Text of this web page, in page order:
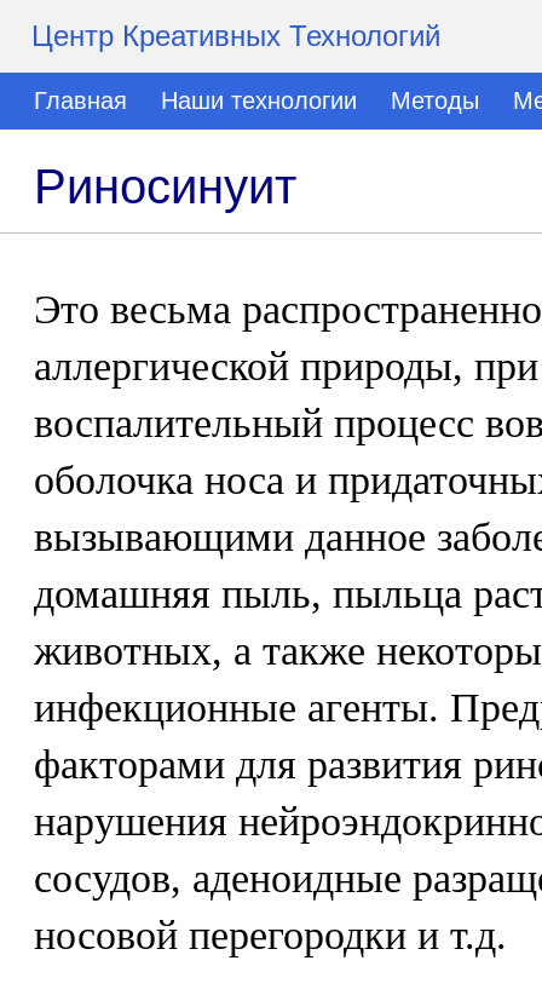
Центр Креативных Технологий
Главная Наши технологии Методы
Риносинуит
Это весьма
аллергической природы,
воспалительный процесс
оболочка носа и
вызывающими данное
домашняя пыль, пыльца
животных, а также
инфекционные агенты.
факторами для развития
нарушения
сосудов, аденоидные
носовой перегородки и т.д.